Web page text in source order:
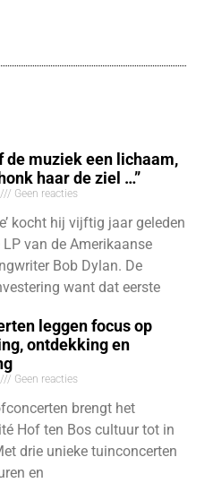
de muziek een lichaam,
haar de ziel …”
Geen reacties
kocht hij vijftig jaar geleden
van de Amerikaanse
Bob Dylan. De
want dat eerste
leggen focus op
ontdekking en
Geen reacties
brengt het
Hof ten Bos cultuur tot in
drie unieke tuinconcerten
en